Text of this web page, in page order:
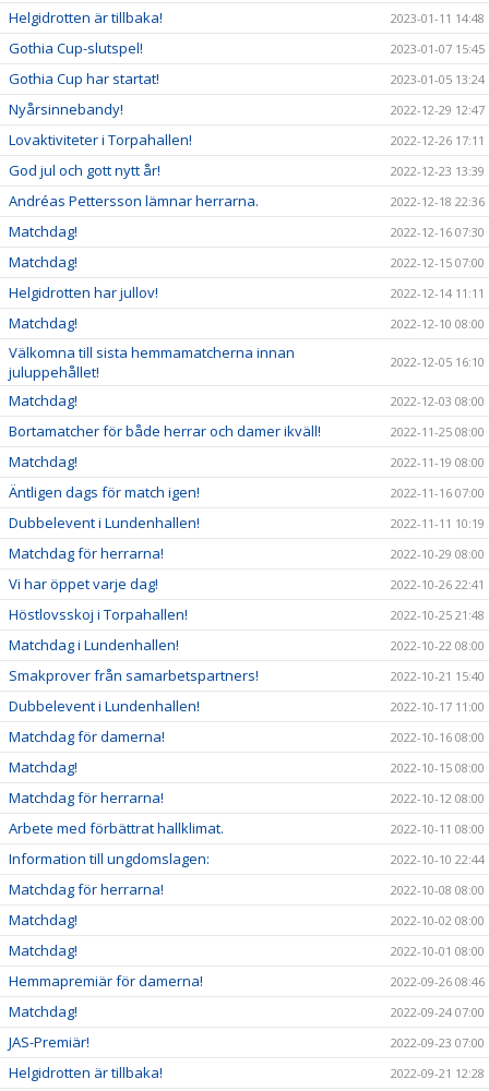
Helgidrotten är tillbaka! 2023-01-11 14:48
Gothia Cup-slutspel! 2023-01-07 15:45
Gothia Cup har startat! 2023-01-05 13:24
Nyårsinnebandy! 2022-12-29 12:47
Lovaktiviteter i Torpahallen! 2022-12-26 17:11
God jul och gott nytt år! 2022-12-23 13:39
Andréas Pettersson lämnar herrarna. 2022-12-18 22:36
Matchdag! 2022-12-16 07:30
Matchdag! 2022-12-15 07:00
Helgidrotten har jullov! 2022-12-14 11:11
Matchdag! 2022-12-10 08:00
Välkomna till sista hemmamatcherna innan
juluppehållet!
2022-12-05 16:10
Matchdag! 2022-12-03 08:00
Bortamatcher för både herrar och damer ikväll! 2022-11-25 08:00
Matchdag! 2022-11-19 08:00
Äntligen dags för match igen! 2022-11-16 07:00
Dubbelevent i Lundenhallen! 2022-11-11 10:19
Matchdag för herrarna! 2022-10-29 08:00
Vi har öppet varje dag! 2022-10-26 22:41
Höstlovsskoj i Torpahallen! 2022-10-25 21:48
Matchdag i Lundenhallen! 2022-10-22 08:00
Smakprover från samarbetspartners! 2022-10-21 15:40
Dubbelevent i Lundenhallen! 2022-10-17 11:00
Matchdag för damerna! 2022-10-16 08:00
Matchdag! 2022-10-15 08:00
Matchdag för herrarna! 2022-10-12 08:00
Arbete med förbättrat hallklimat. 2022-10-11 08:00
Information till ungdomslagen: 2022-10-10 22:44
Matchdag för herrarna! 2022-10-08 08:00
Matchdag! 2022-10-02 08:00
Matchdag! 2022-10-01 08:00
Hemmapremiär för damerna! 2022-09-26 08:46
Matchdag! 2022-09-24 07:00
JAS-Premiär! 2022-09-23 07:00
Helgidrotten är tillbaka! 2022-09-21 12:28